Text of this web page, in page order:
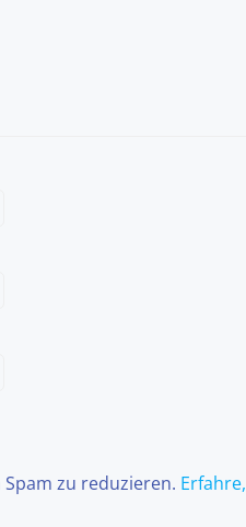
zu reduzieren.